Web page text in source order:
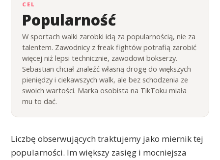
CEL
Popularność
W sportach walki zarobki idą za popularnością, nie za
talentem. Zawodnicy z freak fightów potrafią zarobić
więcej niż lepsi technicznie, zawodowi bokserzy.
Sebastian chciał znaleźć własną drogę do większych
pieniędzy i ciekawszych walk, ale bez schodzenia ze
swoich wartości. Marka osobista na TikToku miała
mu to dać.
Liczbę obserwujących traktujemy jako miernik tej
popularności. Im większy zasięg i mocniejsza